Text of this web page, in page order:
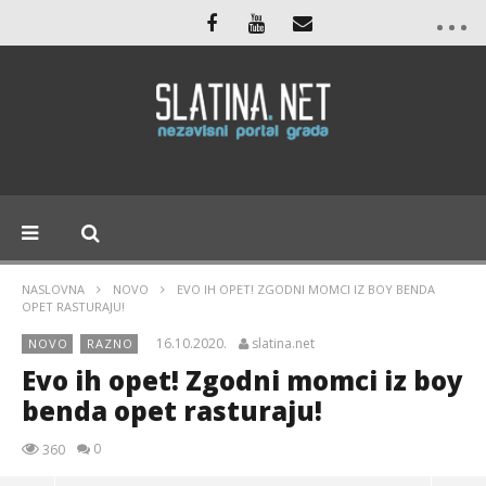
NASLOVNA NOVO
EVO IH OPET! ZGODNI MOMCI IZ BOY BENDA
OPET RASTURAJU!
NOVO RAZNO 16.10.2020. slatina.net
Evo ih opet! Zgodni momci iz boy
benda opet rasturaju!
360 0